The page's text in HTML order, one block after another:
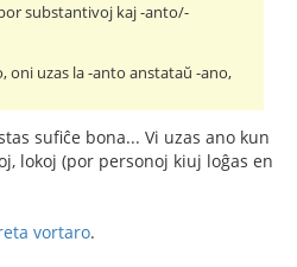
substantivoj kaj -anto/-
oni uzas la -anto anstataŭ -ano,
sufiĉe bona... Vi uzas ano kun
lokoj (por personoj kiuj loĝas en
vortaro.